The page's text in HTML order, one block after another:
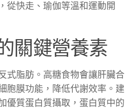
從快走、瑜伽等溫和運動開
關鍵營養素
式脂肪。高糖食物會讓肝臟合
胞膜功能，降低代謝效率。建
優質蛋白質攝取，蛋白質中的